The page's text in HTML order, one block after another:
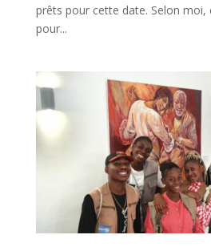
prêts pour cette date. Selon moi,
pour...